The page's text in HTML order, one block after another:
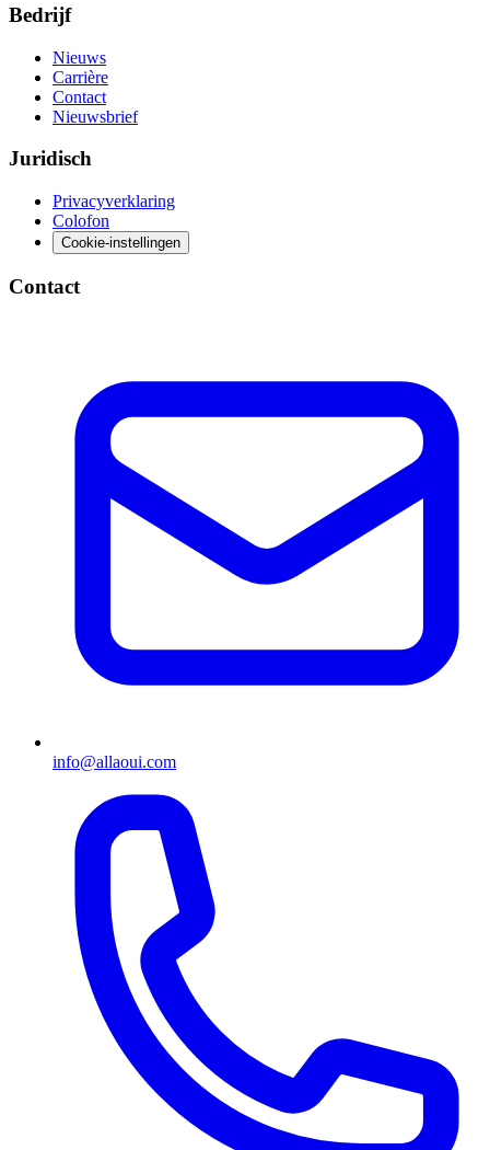
Bedrijf
Nieuws
Carrière
Contact
Nieuwsbrief
Juridisch
Privacyverklaring
Colofon
Cookie-instellingen
Contact
info@allaoui.com